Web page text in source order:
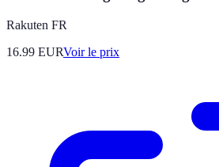
Rakuten FR
16.99 EURVoir le prix